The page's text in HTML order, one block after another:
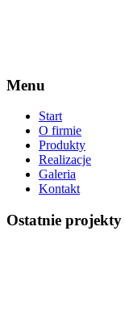
Menu
Start
O firmie
Produkty
Realizacje
Galeria
Kontakt
Ostatnie projekty